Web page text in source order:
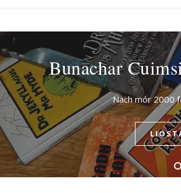
Bunachar
Nach mór 2000